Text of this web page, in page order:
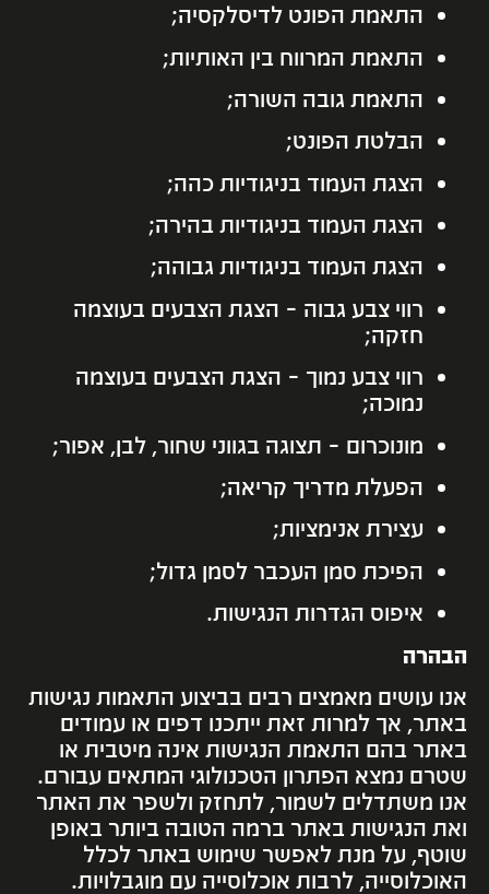
התאמת הפונט לדיסלקסיה;
התאמת המרווח בין האותיות;
התאמת גובה השורה;
הבלטת הפונט;
הצגת העמוד בניגודיות כהה;
הצגת העמוד בניגודיות בהירה;
הצגת העמוד בניגודיות גבוהה;
רווי צבע גבוה – הצגת הצבעים בעוצמה
חזקה;
רווי צבע נמוך – הצגת הצבעים בעוצמה
נמוכה;
מונוכרום – תצוגה בגווני שחור, לבן, אפור;
הפעלת מדריך קריאה;
עצירת אנימציות;
הפיכת סמן העכבר לסמן גדול;
איפוס הגדרות הנגישות.
הבהרה
אנו עושים מאמצים רבים בביצוע התאמות נגישות
באתר, אך למרות זאת ייתכנו דפים או עמודים
באתר בהם התאמת הנגישות אינה מיטבית או
שטרם נמצא הפתרון הטכנולוגי המתאים עבורם.
אנו משתדלים לשמור, לתחזק ולשפר את האתר
ואת הנגישות באתר ברמה הטובה ביותר באופן
שוטף, על מנת לאפשר שימוש באתר לכלל
האוכלוסייה, לרבות אוכלוסייה עם מוגבלויות.